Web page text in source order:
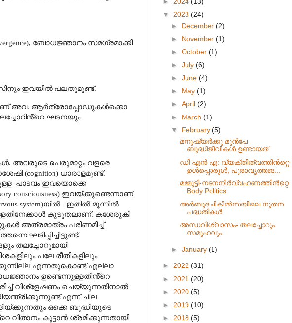
), ബോധജ്ഞാനം സമഗ്രമാക്കി
ഇവയിൽ പലതുമുണ്ട്.
അവ. ആർത്രോപ്പോഡുകൾക്കൊ
ഘടനയും
അവരുടെ പെരുമാറ്റം വളരെ
(cognition) ധാരാളമുണ്ട്.
പാടവം ഇവയൊക്കെ
consciousness) ഇവയ്ക്കുണ്ടെന്നാണ്
system)യിൽ. ഇതിൽ മൂന്നിൽ
കൂടുതലാണ്. കശേരുകി
അത്രമാത്രം പരിണമിച്ച്
ഘടിപ്പിച്ചിട്ടുണ്ട്.
തലച്ചോറുമായി
പലേ രീതികളിലും
എന്നതുകൊണ്ട് എല്ലാ
ഉണ്ടെന്നുള്ളതിൻ്റെ
വിശ്ളേഷണം ചെയ്യുന്നതിനാൽ
എന്ന് ചില
ഒക്കെ ബുദ്ധിയുടെ
വിതാനം കൂട്ടാൻ ശ്രമിക്കുന്നതായി
▼ 2023 (24)
► December (2)
► November (1)
► October (1)
► July (6)
► June (4)
► May (1)
► April (2)
► March (1)
▼ February (5)
മനുഷ്യർക്കു മുൻപേ
ബുദ്ധിജീവികൾ ഉണ്ടായത്
ഡി എൻ എ: വ്യക്തിത്വത്തിൻറ്റെ
ഉൾപ്പൊരുൾ, പുരാവൃത്തങ...
മമ്മുട്ടി-നടനനിർവ്വഹണത്തിൻറ്റെ
Body Politics
അർബുദചികിൽസയിലെ നൂതന
പദ്ധതികൾ
അന്ധവിശ്വാസം- തലച്ചോറും
സമൂഹവും
► January (1)
► 2022 (31)
► 2021 (20)
► 2020 (5)
► 2019 (10)
► 2018 (5)